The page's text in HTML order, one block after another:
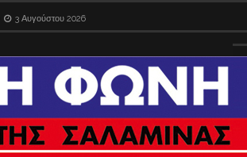
3 Αυγούστου 2026